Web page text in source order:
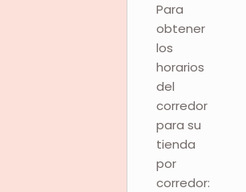
Para
obtener
los
horarios
del
corredor
para su
tienda
por
corredor: